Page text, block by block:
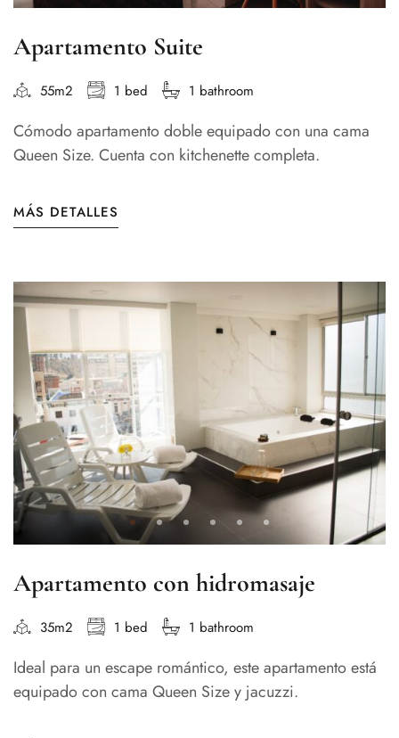
Apartamento Suite
55m2 1 bed 1 bathroom
Cómodo apartamento doble equipado con una cama
Queen Size. Cuenta con kitchenette completa.
MÁS DETALLES
Apartamento con hidromasaje
35m2 1 bed 1 bathroom
Ideal para un escape romántico, este apartamento está
equipado con cama Queen Size y jacuzzi.